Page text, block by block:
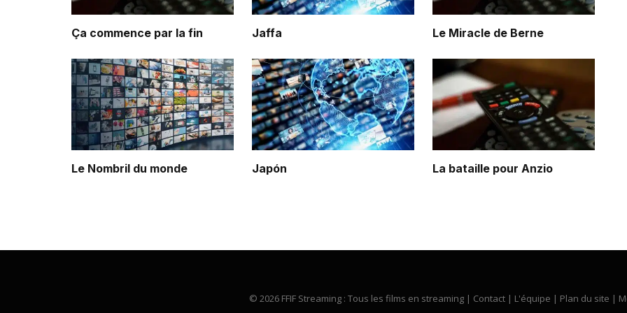
Ça commence par la fin Jaffa Le Miracle de Berne
Le Nombril du monde Japón La bataille pour Anzio
© 2026 FFIF Streaming : Tous les films en streaming | Contact | L'équipe | Plan du site |